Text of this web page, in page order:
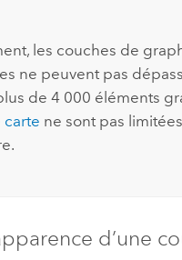
les couches de
ne peuvent pas
de 4 000 éléments
carte ne sont pas
d’une